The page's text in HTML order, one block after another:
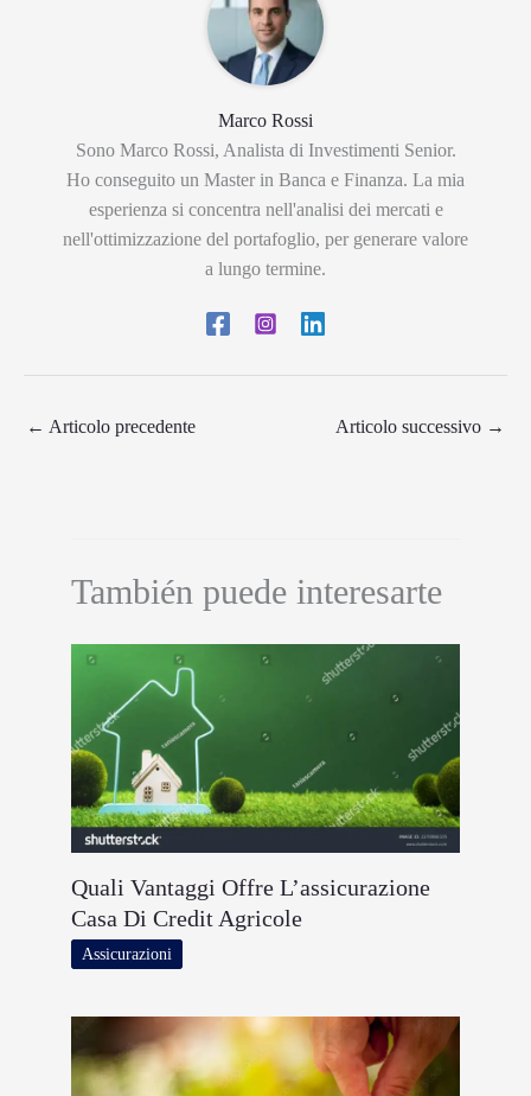
Marco Rossi
Sono Marco Rossi, Analista di Investimenti Senior.
Ho conseguito un Master in Banca e Finanza. La mia
esperienza si concentra nell'analisi dei mercati e
nell'ottimizzazione del portafoglio, per generare valore
a lungo termine.
← Articolo precedente Articolo successivo →
También puede interesarte
Quali Vantaggi Offre L’assicurazione
Casa Di Credit Agricole
Assicurazioni